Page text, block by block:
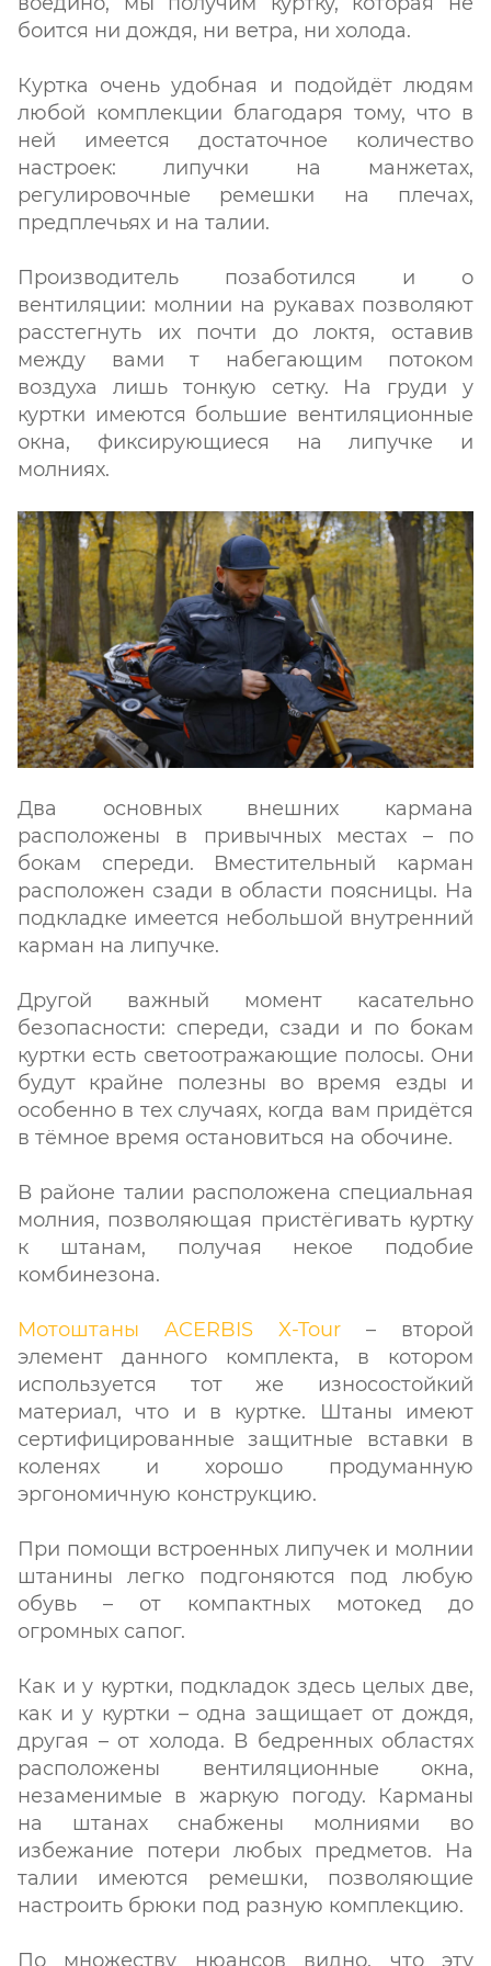
боится ни дождя, ни ветра, ни холода.
Куртка очень удобная и подойдёт людям
любой комплекции благодаря тому, что в
ней имеется достаточное количество
настроек: липучки на манжетах,
регулировочные ремешки на плечах,
предплечьях и на талии.
Производитель позаботился и о
вентиляции: молнии на рукавах позволяют
расстегнуть их почти до локтя, оставив
между вами т набегающим потоком
воздуха лишь тонкую сетку. На груди у
куртки имеются большие вентиляционные
окна, фиксирующиеся на липучке и
молниях.
Два основных внешних кармана
расположены в привычных местах – по
бокам спереди. Вместительный карман
расположен сзади в области поясницы. На
подкладке имеется небольшой внутренний
карман на липучке.
Другой важный момент касательно
безопасности: спереди, сзади и по бокам
куртки есть светоотражающие полосы. Они
будут крайне полезны во время езды и
особенно в тех случаях, когда вам придётся
в тёмное время остановиться на обочине.
В районе талии расположена специальная
молния, позволяющая пристёгивать куртку
к штанам, получая некое подобие
комбинезона.
Мотоштаны ACERBIS X-Tour – второй
элемент данного комплекта, в котором
используется тот же износостойкий
материал, что и в куртке. Штаны имеют
сертифицированные защитные вставки в
коленях и хорошо продуманную
эргономичную конструкцию.
При помощи встроенных липучек и молнии
штанины легко подгоняются под любую
обувь – от компактных мотокед до
огромных сапог.
Как и у куртки, подкладок здесь целых две,
как и у куртки – одна защищает от дождя,
другая – от холода. В бедренных областях
расположены вентиляционные окна,
незаменимые в жаркую погоду. Карманы
на штанах снабжены молниями во
избежание потери любых предметов. На
талии имеются ремешки, позволяющие
настроить брюки под разную комплекцию.
По множеству нюансов видно, что эту